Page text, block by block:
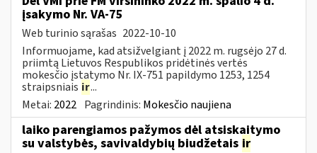
įsakymo Nr. VA-75
Web turinio sąrašas 2022-10-10
Informuojame, kad atsižvelgiant į 2022 m. rugsėjo 27 d.
priimtą Lietuvos Respublikos pridėtinės vertės
mokesčio įstatymo Nr. IX-751 papildymo 1253, 1254
straipsniais ir...
Metai: 2022 Pagrindinis: Mokesčio naujiena
laiko parengiamos pažymos dėl atsiskaitymo
su valstybės, savivaldybių biudžetais ir